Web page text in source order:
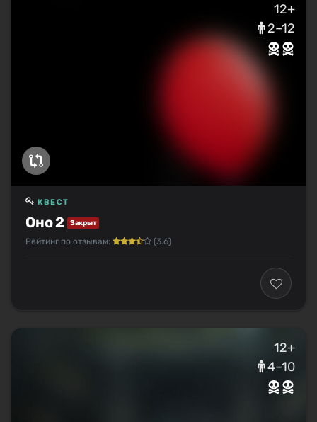
12+
2–12
Оно 2 Закрыт
КВЕСТ
Рейтинг по отзывам: (3.6)
12+
4–10